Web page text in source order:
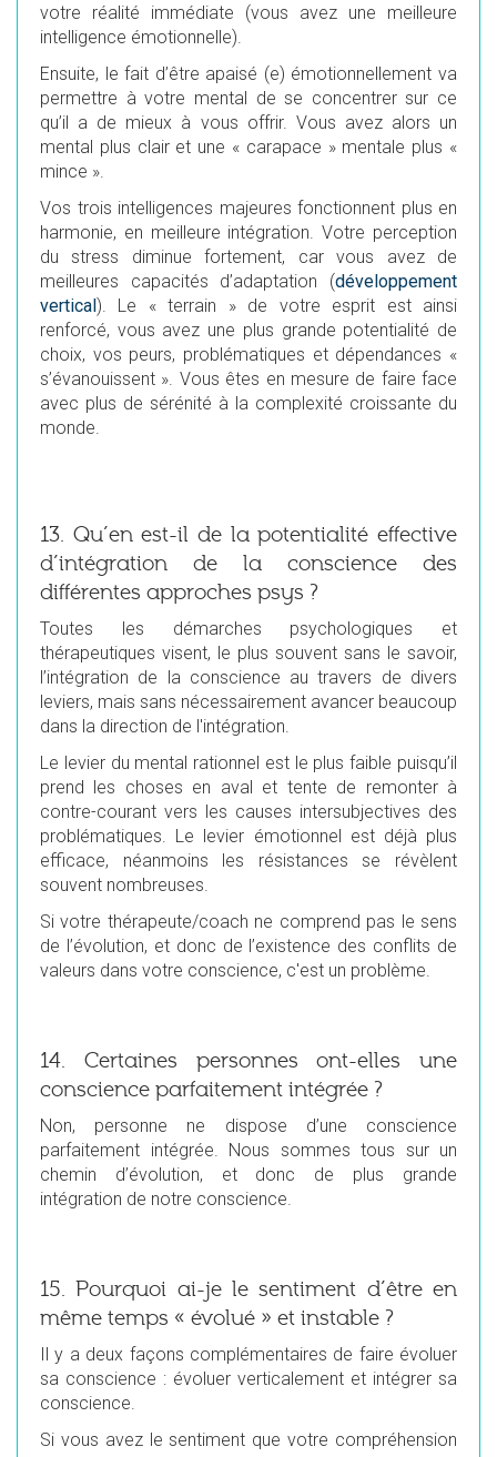
votre réalité immédiate (vous avez une meilleure
intelligence émotionnelle).
Ensuite, le fait d’être apaisé (e) émotionnellement va
permettre à votre mental de se concentrer sur ce
qu’il a de mieux à vous offrir. Vous avez alors un
mental plus clair et une « carapace » mentale plus «
mince ».
Vos trois intelligences majeures fonctionnent plus en
harmonie, en meilleure intégration. Votre perception
du stress diminue fortement, car vous avez de
meilleures capacités d’adaptation (développement
vertical). Le « terrain » de votre esprit est ainsi
renforcé, vous avez une plus grande potentialité de
choix, vos peurs, problématiques et dépendances «
s’évanouissent ». Vous êtes en mesure de faire face
avec plus de sérénité à la complexité croissante du
monde.
13. Qu’en est-il de la potentialité effective
d’intégration de la conscience des
différentes approches psys ?
Toutes les démarches psychologiques et
thérapeutiques visent, le plus souvent sans le savoir,
l’intégration de la conscience au travers de divers
leviers, mais sans nécessairement avancer beaucoup
dans la direction de l'intégration.
Le levier du mental rationnel est le plus faible puisqu’il
prend les choses en aval et tente de remonter à
contre-courant vers les causes intersubjectives des
problématiques. Le levier émotionnel est déjà plus
efficace, néanmoins les résistances se révèlent
souvent nombreuses.
Si votre thérapeute/coach ne comprend pas le sens
de l’évolution, et donc de l’existence des conflits de
valeurs dans votre conscience, c'est un problème.
14. Certaines personnes ont-elles une
conscience parfaitement intégrée ?
Non, personne ne dispose d’une conscience
parfaitement intégrée. Nous sommes tous sur un
chemin d’évolution, et donc de plus grande
intégration de notre conscience.
15. Pourquoi ai-je le sentiment d’être en
même temps « évolué » et instable ?
Il y a deux façons complémentaires de faire évoluer
sa conscience : évoluer verticalement et intégrer sa
conscience.
Si vous avez le sentiment que votre compréhension